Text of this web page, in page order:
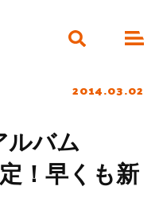
2014.03.02
バム
！早くも新